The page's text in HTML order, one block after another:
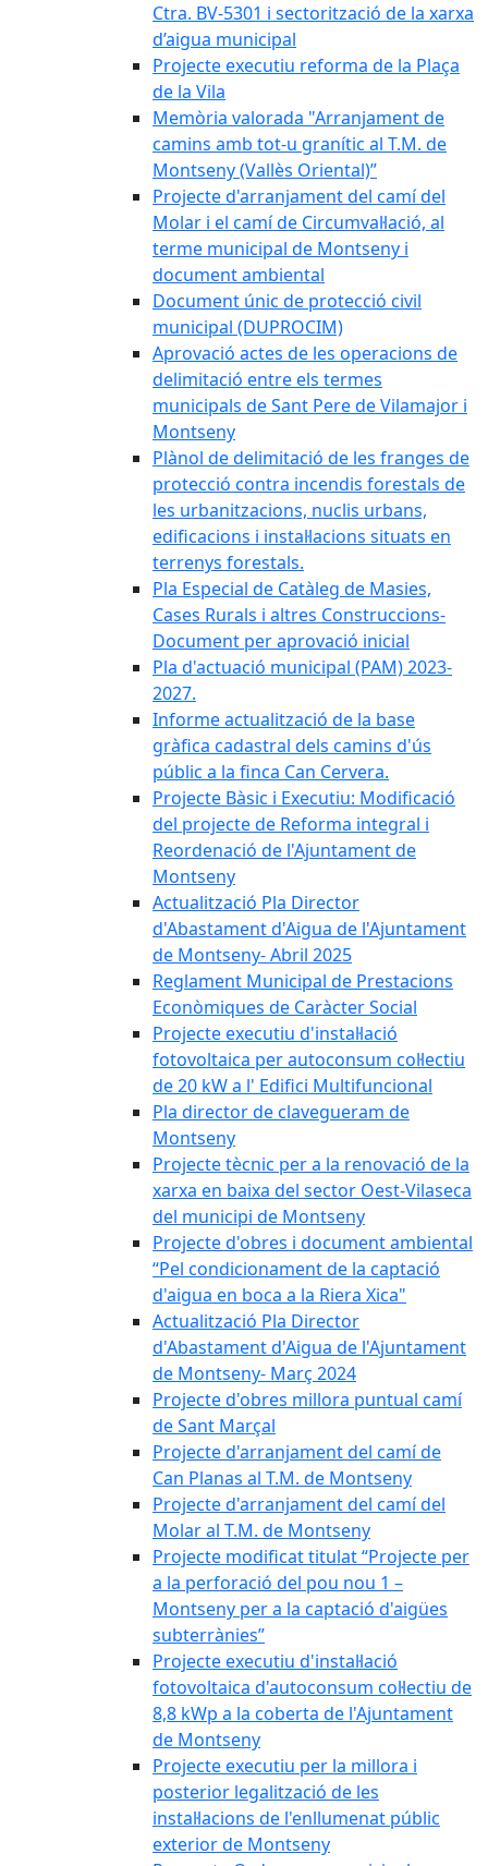
Ctra. BV-5301 i sectorització de la xarxa
d’aigua municipal
Projecte executiu reforma de la Plaça
de la Vila
Memòria valorada "Arranjament de
camins amb tot-u granític al T.M. de
Montseny (Vallès Oriental)”
Projecte d'arranjament del camí del
Molar i el camí de Circumval·lació, al
terme municipal de Montseny i
document ambiental
Document únic de protecció civil
municipal (DUPROCIM)
Aprovació actes de les operacions de
delimitació entre els termes
municipals de Sant Pere de Vilamajor i
Montseny
Plànol de delimitació de les franges de
protecció contra incendis forestals de
les urbanitzacions, nuclis urbans,
edificacions i instal·lacions situats en
terrenys forestals.
Pla Especial de Catàleg de Masies,
Cases Rurals i altres Construccions-
Document per aprovació inicial
Pla d'actuació municipal (PAM) 2023-
2027.
Informe actualització de la base
gràfica cadastral dels camins d'ús
públic a la finca Can Cervera.
Projecte Bàsic i Executiu: Modificació
del projecte de Reforma integral i
Reordenació de l'Ajuntament de
Montseny
Actualització Pla Director
d'Abastament d'Aigua de l'Ajuntament
de Montseny- Abril 2025
Reglament Municipal de Prestacions
Econòmiques de Caràcter Social
Projecte executiu d'instal·lació
fotovoltaica per autoconsum col·lectiu
de 20 kW a l' Edifici Multifuncional
Pla director de clavegueram de
Montseny
Projecte tècnic per a la renovació de la
xarxa en baixa del sector Oest-Vilaseca
del municipi de Montseny
Projecte d'obres i document ambiental
“Pel condicionament de la captació
d'aigua en boca a la Riera Xica"
Actualització Pla Director
d'Abastament d'Aigua de l'Ajuntament
de Montseny- Març 2024
Projecte d'obres millora puntual camí
de Sant Marçal
Projecte d'arranjament del camí de
Can Planas al T.M. de Montseny
Projecte d'arranjament del camí del
Molar al T.M. de Montseny
Projecte modificat titulat “Projecte per
a la perforació del pou nou 1 –
Montseny per a la captació d'aigües
subterrànies”
Projecte executiu d'instal·lació
fotovoltaica d'autoconsum col·lectiu de
8,8 kWp a la coberta de l'Ajuntament
de Montseny
Projecte executiu per la millora i
posterior legalització de les
instal·lacions de l'enllumenat públic
exterior de Montseny